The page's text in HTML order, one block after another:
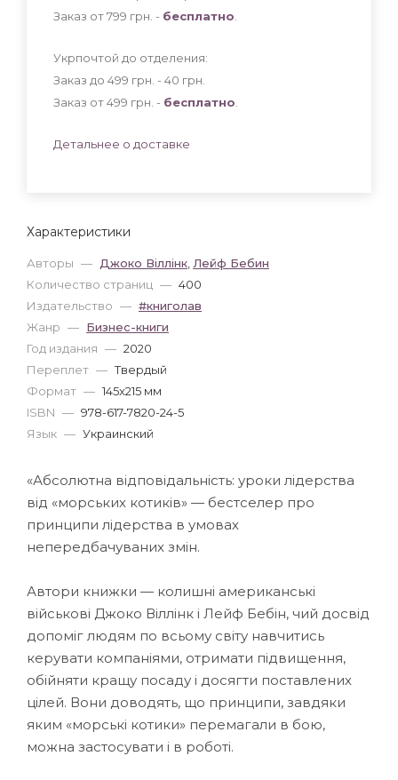
Характеристики
Авторы — Джоко Віллінк Лейф Бебин
Количество страниц — 400
Издательство — #книголав
Жанр — Бизнес-книги
Год издания — 2020
Переплет — Твердый
Формат — 145x215 мм
ISBN — 978-617-7820-24-5
Язык — Украинский
Заказ от 799 грн. - бесплатно
Укрпочтой до отделения:
Заказ до 499 грн. - 40 грн
Заказ от 499 грн. - бесплатно
Детальнее о доставке
«Абсолютна відповідальність: уроки лідерства
від «морських котиків» — бестселер про
принципи лідерства в умовах
непередбачуваних змін.
Автори книжки — колишні американські
військові Джоко Віллінк і Лейф Бебін, чий досвід
допоміг людям по всьому світу навчитись
керувати компаніями, отримати підвищення,
обійняти кращу посаду і досягти поставлених
цілей. Вони доводять, що принципи, завдяки
яким «морські котики» перемагали в бою,
можна застосувати і в роботі.